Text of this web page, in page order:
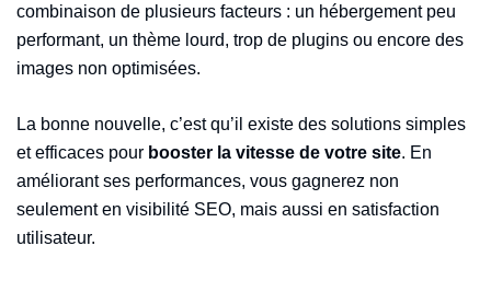
combinaison de plusieurs facteurs : un hébergement peu
performant, un thème lourd, trop de plugins ou encore des
images non optimisées.
La bonne nouvelle, c’est qu’il existe des solutions simples
et efficaces pour booster la vitesse de votre site. En
améliorant ses performances, vous gagnerez non
seulement en visibilité SEO, mais aussi en satisfaction
utilisateur.